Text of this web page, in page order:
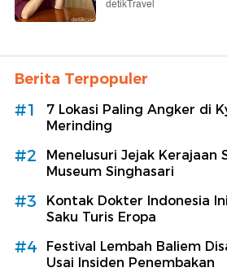
detikTravel
Berita Terpopuler
#1
7 Lokasi Paling Angker di
Merinding
#2
Menelusuri Jejak Kerajaan
Museum Singhasari
#3
Kontak Dokter Indonesia
Saku Turis Eropa
#4
Festival Lembah Baliem
Usai Insiden Penembakan